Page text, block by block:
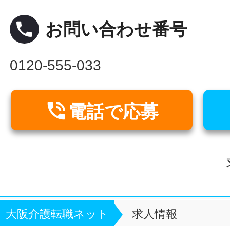
local_phone お問い合わせ番号
0120-555-033
 電話で応募
大阪介護転職ネット 求人情報